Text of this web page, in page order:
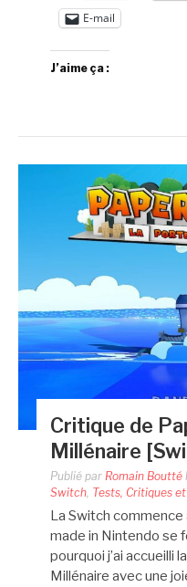
E-mail
J’aime ça :
Critique de
Millénaire
Publié par Romain Boutté
Switch, Tests, Critiques
La Switch
made in Nintendo se
pourquoi j’ai accueilli
Millénaire avec une